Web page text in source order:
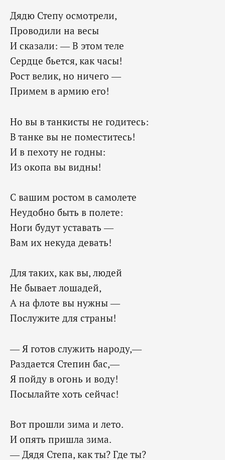
Дядю Степу осмотрели,
Проводили на весы
И сказали: — В этом теле
Сердце бьется, как часы!
Рост велик, но ничего —
Примем в армию его!
Но вы в танкисты не годитесь:
В танке вы не поместитесь!
И в пехоту не годны:
Из окопа вы видны!
С вашим ростом в самолете
Неудобно быть в полете:
Ноги будут уставать —
Вам их некуда девать!
Для таких, как вы, людей
Не бывает лошадей,
А на флоте вы нужны —
Послужите для страны!
— Я готов служить народу,—
Раздается Степин бас,—
Я пойду в огонь и воду!
Посылайте хоть сейчас!
Вот прошли зима и лето.
И опять пришла зима.
— Дядя Степа, как ты? Где ты?